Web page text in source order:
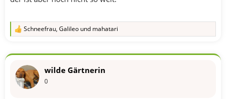
R
k
o
Schneefrau, Galileo und mahatari
wilde Gärtnerin
0